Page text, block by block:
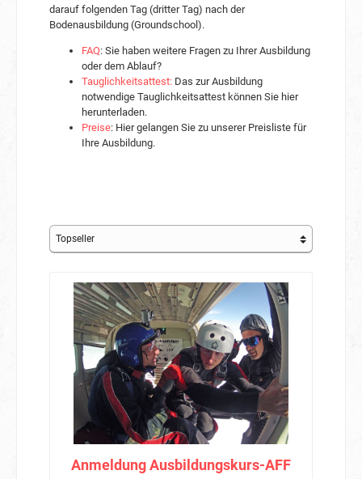
darauf folgenden Tag (dritter Tag) nach der
Bodenausbildung (Groundschool).
FAQ: Sie haben weitere Fragen zu Ihrer Ausbildung
oder dem Ablauf?
Tauglichkeitsattest: Das zur Ausbildung
notwendige Tauglichkeitsattest können Sie hier
herunterladen.
Preise: Hier gelangen Sie zu unserer Preisliste für
Ihre Ausbildung.
Anmeldung Ausbildungskurs-AFF